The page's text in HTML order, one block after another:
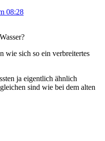
08:28
wie sich so ein verbreitertes
ja eigentlich ähnlich
sind wie bei dem alten